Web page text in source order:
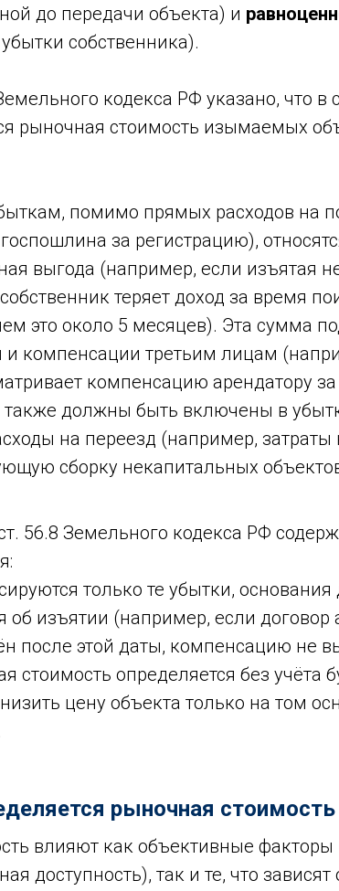
до передачи объекта) и
собственника).
кодекса РФ указано, что в
рыночная стоимость изымаемых
помимо прямых расходов на
за регистрацию),
выгода (например, если изъятая
теряет доход за время
это около 5 месяцев). Эта сумма
компенсации третьим лицам
компенсацию арендатору
также должны быть включены в
на переезд (например,
сборку некапитальных
56.8 Земельного кодекса РФ
только те убытки,
об изъятии (например, если
после этой даты, компенсацию не
стоимость определяется без учёта
цену объекта только на том
рыночная
влияют как объективные
доступность), так и те, что зависят